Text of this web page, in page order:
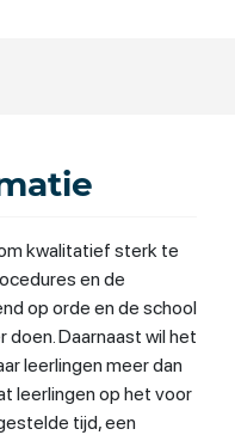
kwalitatief sterk te
en de
op orde en de school
Daarnaast wil het
leerlingen meer dan
leerlingen op het voor
tijd, een